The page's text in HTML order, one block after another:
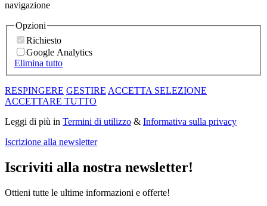
navigazione
Opzioni
Richiesto
Google Analytics
Elimina tutto
RESPINGERE GESTIRE ACCETTA SELEZIONE
ACCETTARE TUTTO
Leggi di più in Termini di utilizzo & Informativa sulla privacy
Iscrizione alla newsletter
Iscriviti alla nostra newsletter!
Ottieni tutte le ultime informazioni e offerte!